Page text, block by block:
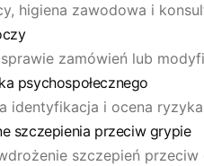
higiena zawodowa i
zamówień lub
psychospołecznego
identyfikacja i ocena
szczepienia przeciw grypie
szczepień